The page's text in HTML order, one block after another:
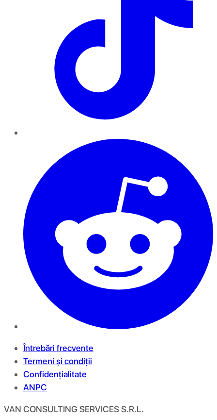
Întrebări frecvente
Termeni și condiții
Confidențialitate
ANPC
VAN CONSULTING SERVICES S.R.L.